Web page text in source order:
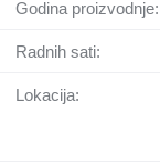
Godina proizvodnje:
Radnih sati:
Lokacija: